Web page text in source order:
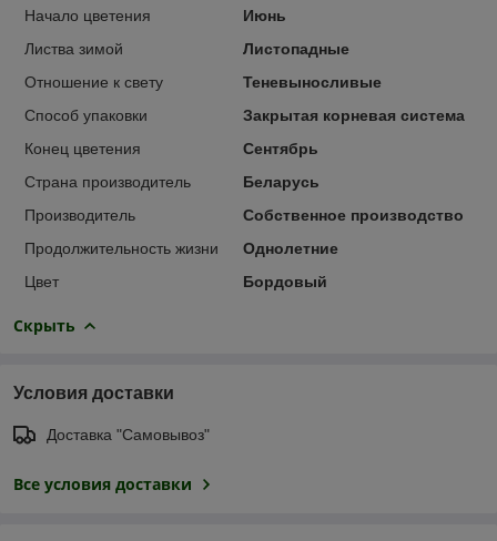
Начало цветения
Июнь
Листва зимой
Листопадные
Отношение к свету
Теневыносливые
Способ упаковки
Закрытая корневая система
Конец цветения
Сентябрь
Страна производитель
Беларусь
Производитель
Собственное производство
Продолжительность жизни
Однолетние
Цвет
Бордовый
Скрыть
Условия доставки
Доставка "Самовывоз"
Все условия доставки